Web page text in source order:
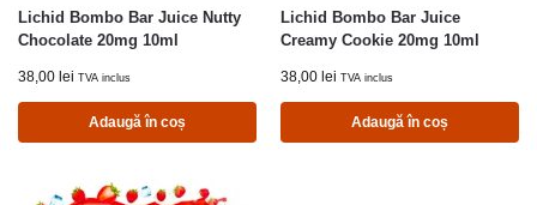
Lichid Bombo Bar Juice Nutty
Chocolate 20mg 10ml
38,00 lei TVA inclus
Adaugă în coș
Lichid Bombo Bar Juice
Creamy Cookie 20mg 10ml
38,00 lei TVA inclus
Adaugă în coș